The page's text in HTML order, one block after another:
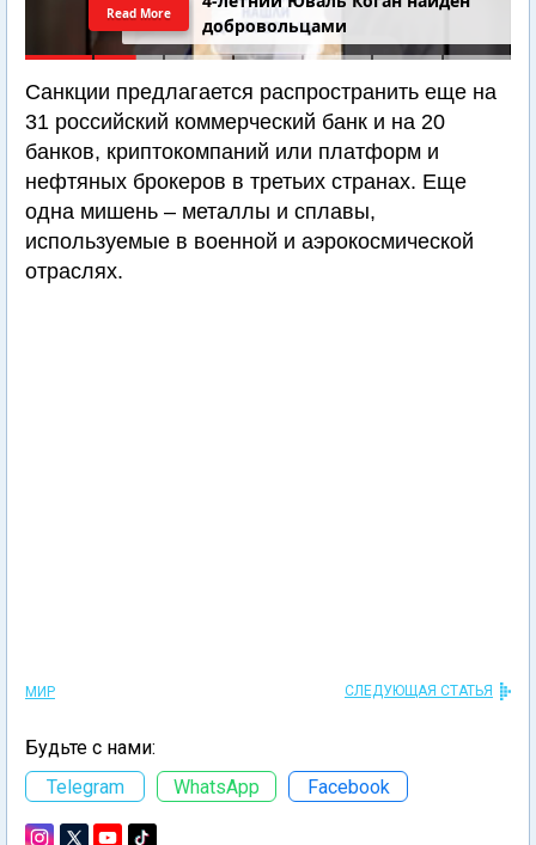
добровольцами
Read More
Санкции предлагается распространить еще на
31 российский коммерческий банк и на 20
банков, криптокомпаний или платформ и
нефтяных брокеров в третьих странах. Еще
одна мишень – металлы и сплавы,
используемые в военной и аэрокосмической
отраслях.
МИР СЛЕДУЮЩАЯ СТАТЬЯ
Будьте с нами:
Telegram
WhatsApp Facebook